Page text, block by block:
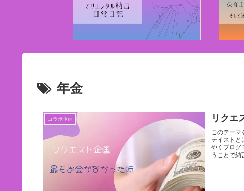
年金
コラボ企画 リクエ
このテーマ
テイストと
やくブログ
うことで納